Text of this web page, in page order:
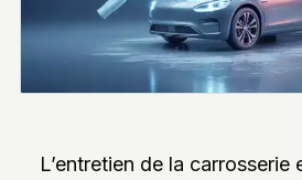
DE
DOSSIERS
L’entretien de la carrosserie